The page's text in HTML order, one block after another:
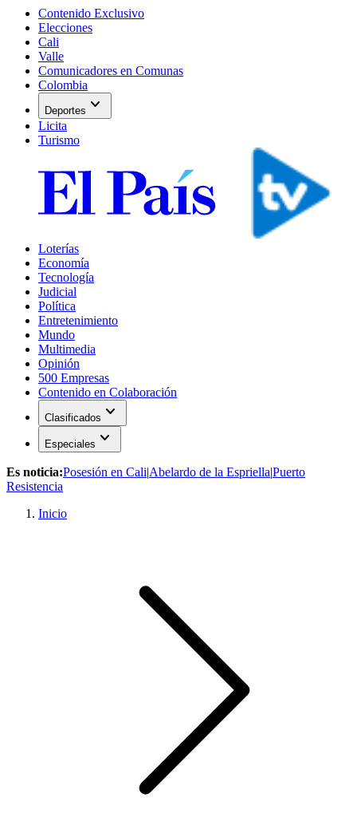
Contenido Exclusivo
Elecciones
Cali
Valle
Comunicadores en Comunas
Colombia
Deportes expand_more
Licita
Turismo
Loterías
Economía
Tecnología
Judicial
Política
Entretenimiento
Mundo
Multimedia
Opinión
500 Empresas
Contenido en Colaboración
Clasificados expand_more
Especiales expand_more
Es noticia:Posesión en Cali|Abelardo de la Espriella|Puerto
Resistencia
Inicio